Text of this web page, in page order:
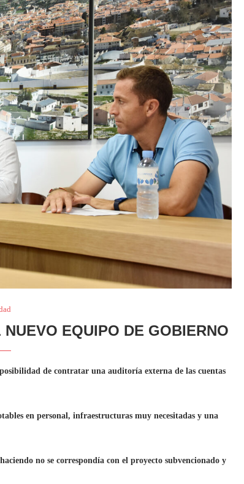
EQUIPO DE GOBIERNO
de contratar una auditoría externa de las cuentas
en personal, infraestructuras muy necesitadas y una
no se correspondía con el proyecto subvencionado y